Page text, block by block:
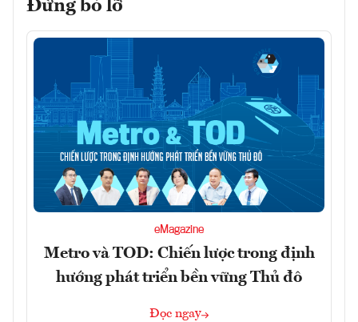
Đừng bỏ lỡ
eMagazine
Metro và TOD: Chiến lược trong định
hướng phát triển bền vững Thủ đô
Đọc ngay